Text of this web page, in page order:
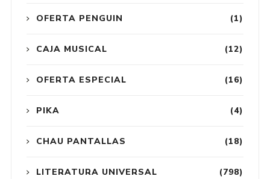
(1)
OFERTA PENGUIN
(12)
CAJA MUSICAL
(16)
OFERTA ESPECIAL
(4)
PIKA
(18)
CHAU PANTALLAS
(798)
LITERATURA UNIVERSAL